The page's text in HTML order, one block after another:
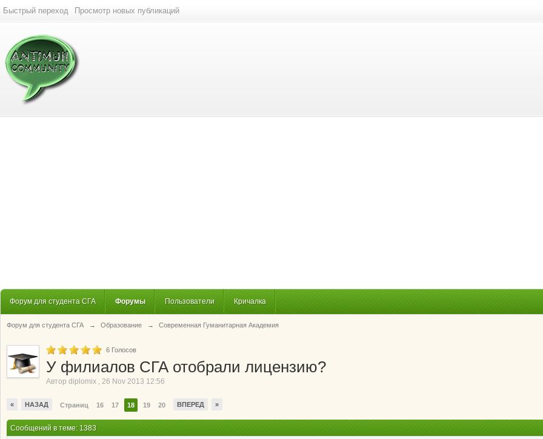
Быстрый переход Просмотр новых публикаций
Форум для студента СГА Форумы Пользователи Кричалка
Форум для студента СГА → Образование → Современная Гуманитарная Академия
6 Голосов
У филиалов СГА отобрали лицензию?
Автор diplomix , 26 Nov 2013 12:56
« НАЗАД Страниц 16 17 18 19 20 ВПЕРЕД »
Сообщений в теме: 1383